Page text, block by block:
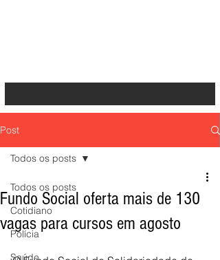
Post
Todos os posts
Cotidiano
Polícia
Saúde
Todos os posts
Fundo Social oferta mais de 130
vagas para cursos em agosto